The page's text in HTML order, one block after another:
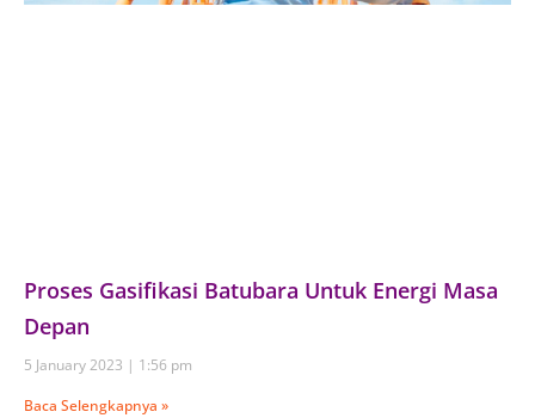
Proses Gasifikasi Batubara Untuk Energi Masa
Depan
5 January 2023
1:56 pm
Baca Selengkapnya »